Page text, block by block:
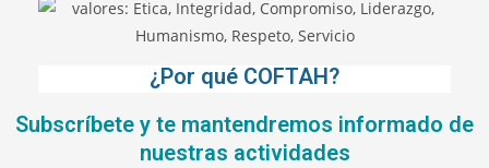
¿Por qué COFTAH?
Subscríbete y te mantendremos informado de
nuestras actividades